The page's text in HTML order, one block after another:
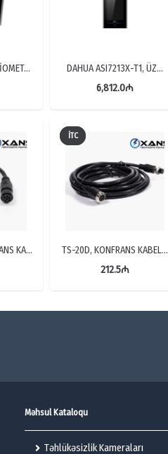
DAHUA ASI7213X-T1, ÜZ…
6,812.0₼
KA…
İTC
TS-20D, KONFRANS KABEL…
212.5₼
Məhsul Kataloqu
Təhlükəsizlik Kameraları